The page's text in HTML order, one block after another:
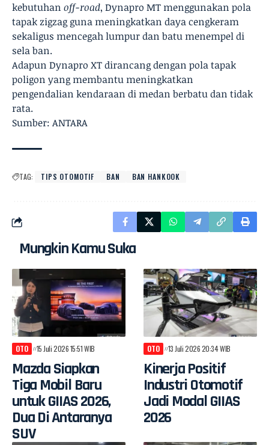
kebutuhan off-road, Dynapro MT menggunakan pola
tapak zigzag guna meningkatkan daya cengkeram
sekaligus mencegah lumpur dan batu menempel di
sela ban.
Adapun Dynapro XT dirancang dengan pola tapak
poligon yang membantu meningkatkan
pengendalian kendaraan di medan berbatu dan tidak
rata.
Sumber: ANTARA
TAG: TIPS OTOMOTIF BAN BAN HANKOOK
Mungkin Kamu Suka
OTO 15 Juli 2026 15:51 WIB
Mazda Siapkan
Tiga Mobil Baru
untuk GIIAS 2026,
Dua Di Antaranya
SUV
OTO 13 Juli 2026 20:34 WIB
Kinerja Positif
Industri Otomotif
Jadi Modal GIIAS
2026